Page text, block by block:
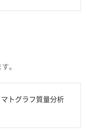
。
トグラフ質量分析